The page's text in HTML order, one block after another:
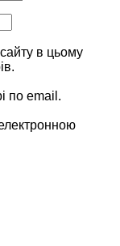
в цьому
по email.